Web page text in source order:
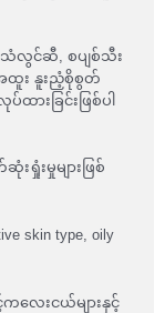
သံလွင်ဆီ, စပျစ်သီး
ထူး နူးညံ့စိုစွတ်
ားခြင်းဖြစ်ပါ
းရှုံးမှုများဖြစ်
skin type, oily
လေးငယ်များနှင့်